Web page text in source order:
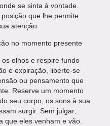
se sinta à vontade.
que lhe permite
atenção.
no momento presente
olhos e respire fundo
e expiração, liberte-se
ou pensamento que
Reserve um momento
seu corpo, os sons à sua
surgir. Sem julgar,
que eles venham e vão.